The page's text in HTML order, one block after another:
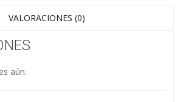
VALORACIONES (0)
aún.